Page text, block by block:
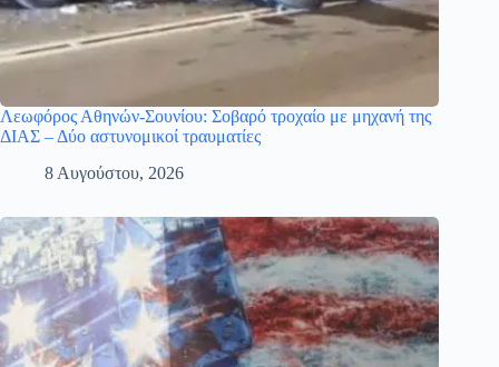
Λεωφόρος Αθηνών-Σουνίου: Σοβαρό τροχαίο με μηχανή της
ΔΙΑΣ – Δύο αστυνομικοί τραυματίες
8 Αυγούστου, 2026